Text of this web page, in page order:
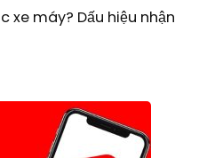
xe máy? Dấu hiệu nhận